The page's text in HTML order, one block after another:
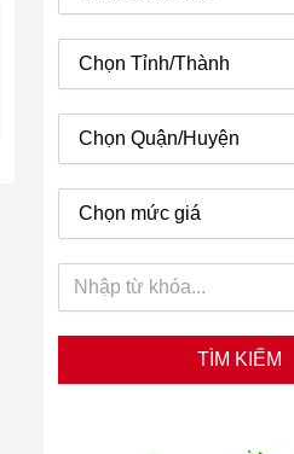
Chọn Tỉnh/Thành
Chọn Quận/Huyện
Chọn mức giá
TÌM KIẾM